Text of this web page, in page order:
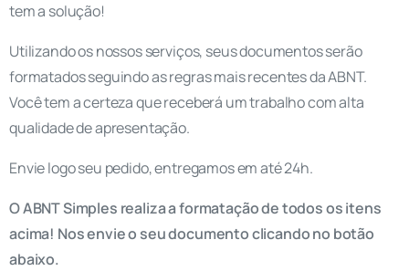
tem a solução!
Utilizando os nossos serviços, seus documentos serão
formatados seguindo as regras mais recentes da ABNT.
Você tem a certeza que receberá um trabalho com alta
qualidade de apresentação.
Envie logo seu pedido, entregamos em até 24h.
O ABNT Simples realiza a formatação de todos os itens
acima! Nos envie o seu documento clicando no botão
abaixo.